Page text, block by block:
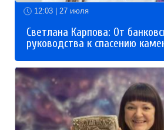
12:03 | 27 июля
Светлана Карпова: От
руководства к спасению